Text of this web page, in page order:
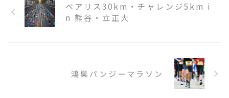
ベアリス30km・チャレンジ5km i
n 熊谷・立正大
鴻巣パンジーマラソン